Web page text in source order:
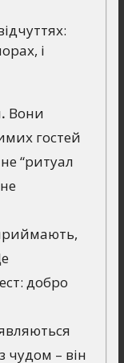
і
Вони
гостей
“ритуал
добро
чудом – він